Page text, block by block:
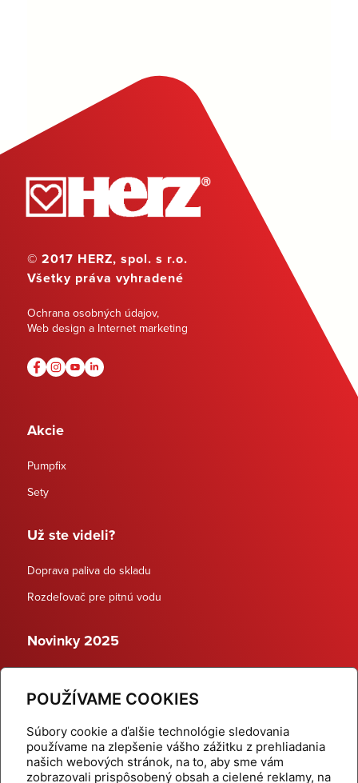
POUŽÍVAME COOKIES
Súbory cookie a ďalšie technológie sledovania
používame na zlepšenie vášho zážitku z prehliadania
našich webových stránok, na to, aby sme vám
zobrazovali prispôsobený obsah a cielené reklamy, na
© 2017 HERZ, spol. s r.o.
Všetky práva vyhradené
Ochrana osobných údajov,
Web design a Internet marketing
Akcie
Pumpfix
Sety
Už ste videli?
Doprava paliva do skladu
Rozdeľovač pre pitnú vodu
Novinky 2025
Dynamické termostatické ventily